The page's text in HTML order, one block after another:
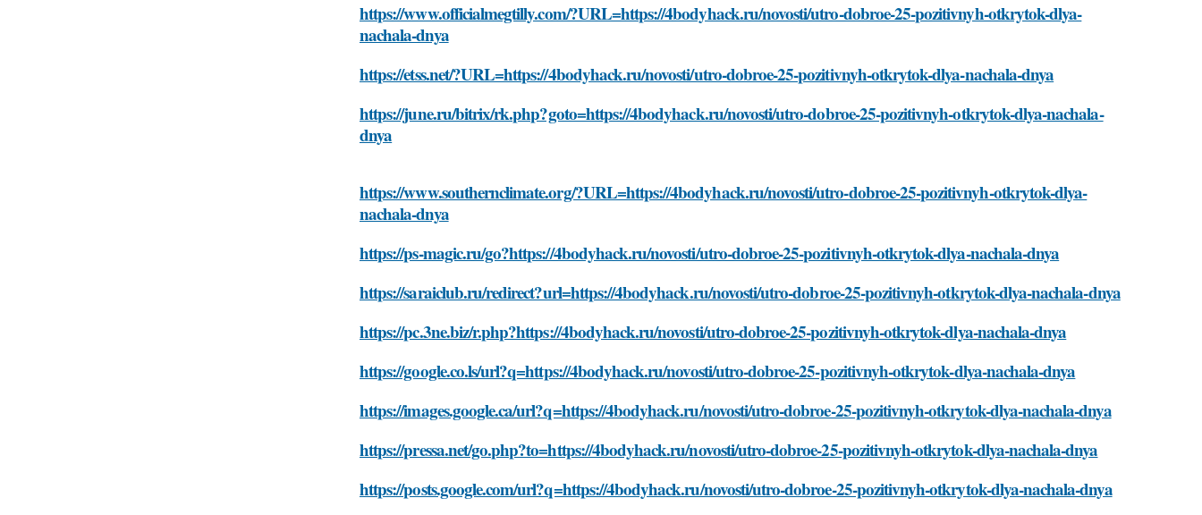
https://www.officialmegtilly.com/?URL=https://4bodyhack.ru/novosti/utro-dobroe-25-pozitivnyh-otkrytok-dlya-
nachala-dnya
https://etss.net/?URL=https://4bodyhack.ru/novosti/utro-dobroe-25-pozitivnyh-otkrytok-dlya-nachala-dnya
https://june.ru/bitrix/rk.php?goto=https://4bodyhack.ru/novosti/utro-dobroe-25-pozitivnyh-otkrytok-dlya-nachala-
dnya
https://www.southernclimate.org/?URL=https://4bodyhack.ru/novosti/utro-dobroe-25-pozitivnyh-otkrytok-dlya-
nachala-dnya
https://ps-magic.ru/go?https://4bodyhack.ru/novosti/utro-dobroe-25-pozitivnyh-otkrytok-dlya-nachala-dnya
https://saraiclub.ru/redirect?url=https://4bodyhack.ru/novosti/utro-dobroe-25-pozitivnyh-otkrytok-dlya-nachala-dnya
https://pc.3ne.biz/r.php?https://4bodyhack.ru/novosti/utro-dobroe-25-pozitivnyh-otkrytok-dlya-nachala-dnya
https://google.co.ls/url?q=https://4bodyhack.ru/novosti/utro-dobroe-25-pozitivnyh-otkrytok-dlya-nachala-dnya
https://images.google.ca/url?q=https://4bodyhack.ru/novosti/utro-dobroe-25-pozitivnyh-otkrytok-dlya-nachala-dnya
https://pressa.net/go.php?to=https://4bodyhack.ru/novosti/utro-dobroe-25-pozitivnyh-otkrytok-dlya-nachala-dnya
https://posts.google.com/url?q=https://4bodyhack.ru/novosti/utro-dobroe-25-pozitivnyh-otkrytok-dlya-nachala-dnya